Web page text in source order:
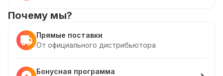
Почему мы?
Прямые поставки
От официального дистрибьютора
Бонусная программа